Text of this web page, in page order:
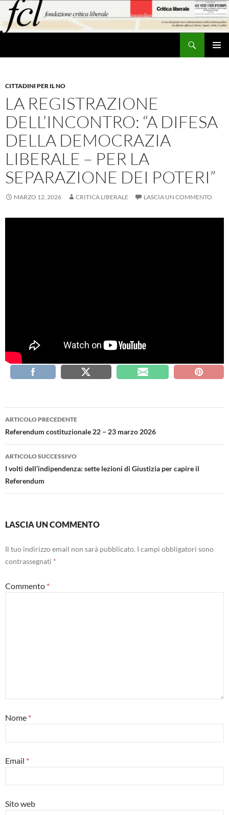
contenuto
CITTADINI PER IL NO
LA REGISTRAZIONE
DELL’INCONTRO: “A DIFESA
DELLA DEMOCRAZIA
LIBERALE – PER LA
SEPARAZIONE DEI POTERI”
MARZO 12, 2026 CRITICA LIBERALE LASCIA UN COMMENTO
Navigazione
articolo
ARTICOLO PRECEDENTE
Referendum costituzionale 22 – 23 marzo 2026
ARTICOLO SUCCESSIVO
I volti dell’indipendenza: sette lezioni di Giustizia per capire il
Referendum
LASCIA UN COMMENTO
Il tuo indirizzo email non sarà pubblicato. I campi obbligatori sono
contrassegnati *
Commento *
Nome *
Email *
Sito web